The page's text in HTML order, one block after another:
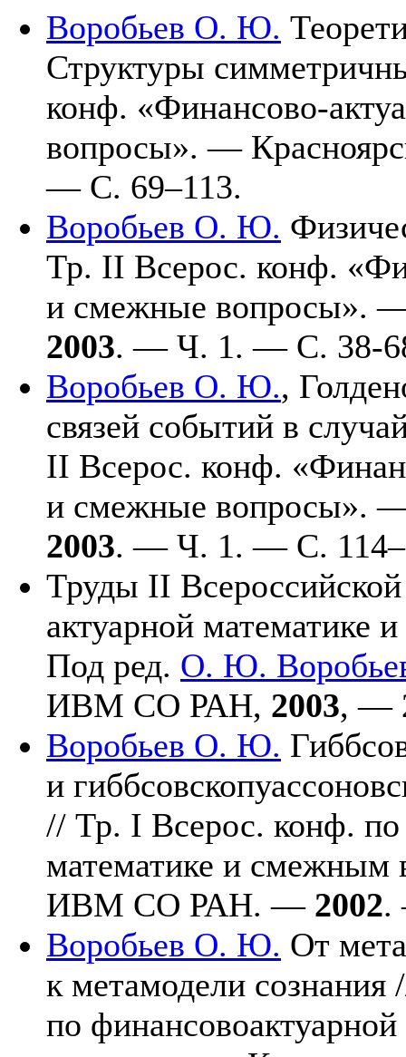
Воробьев О. Ю.
Структуры
конф. «Финансово-
вопросы». —
— С. 69–113.
Воробьев О. Ю.
Тр. II Всерос. конф.
и смежные вопросы».
2003. — Ч. 1. — С. 38-
Воробьев О. Ю.,
связей событий в
II Всерос. конф.
и смежные вопросы».
2003. — Ч. 1. — С. 1
Труды II
актуарной
Под ред. О. Ю.
ИВМ СО РАН, 2003, —
Воробьев О. Ю.
и
// Тр. I Всерос. конф. по
математике и смежным
ИВМ СО РАН. — 2002.
Воробьев О. Ю. От
к метамодели
по